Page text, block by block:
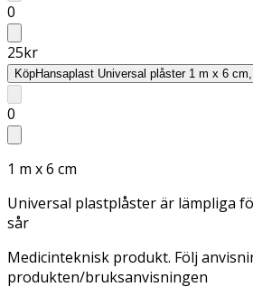
0
25kr
KöpHansaplast Universal plåster 1 m x 6
0
1 m x 6 cm
Universal plastplåster är lämpliga
sår
Medicinteknisk produkt. Följ
produkten/bruksanvisningen